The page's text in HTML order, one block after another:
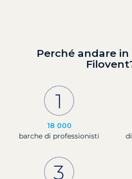
Perché andare in
18 000
barche di professionisti